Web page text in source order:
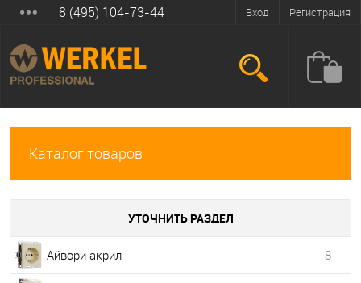
Вход Регистрация
8 (495) 104-73-44
Каталог товаров
УТОЧНИТЬ РАЗДЕЛ
Айвори акрил 8